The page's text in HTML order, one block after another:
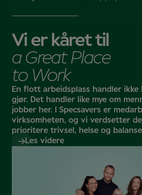
Bli med i programmet
på ulike roller og fremtidig karriere.
det optiske yrket.
Registrer interesse
Vi er kåret til
a Great Place
to Work
En flott arbeidsplass handler ikke
gjør. Det handler like mye om
jobber her. I Specsavers er
virksomheten, og vi verdsetter
prioritere trivsel, helse og
Les videre